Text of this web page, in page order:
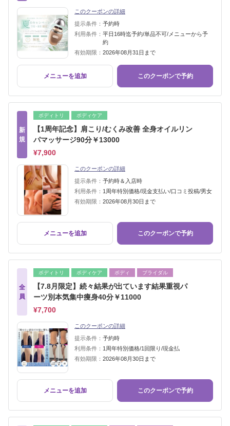
このクーポンの詳細
提示条件： 予約時
利用条件： 平日16時迄予約/単品不可/メニューから予
約
有効期限： 2026年08月31日まで
メニューを追加 このクーポンで予約
新
規
ボディトリ ボディケア
【1周年記念】肩こり/むくみ改善 全身オイルリン
パマッサージ90分￥13000
¥7,900
このクーポンの詳細
提示条件： 予約時＆入店時
利用条件： 1周年特別価格/現金支払い/口コミ投稿/男女
有効期限： 2026年08月30日まで
メニューを追加 このクーポンで予約
全
員
ボディトリ ボディケア ボディ ブライダル
【7.8月限定】続々結果が出ています結果重視パ
ーツ別本気集中痩身40分￥11000
¥7,700
このクーポンの詳細
提示条件： 予約時
利用条件： 1周年特別価格/1回限り/現金払
有効期限： 2026年08月30日まで
メニューを追加 このクーポンで予約